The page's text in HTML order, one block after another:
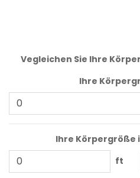
Vegleichen Sie Ihre
Ihre
Ihre Körpergröße
ft